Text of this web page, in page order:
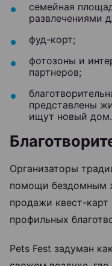
семейная
развлечениями
фуд-корт;
фотозоны и
партнеров;
представлены
ищут новый дом.
Организаторы
помощи бездомным
продажи квест-карт
профильных
Pets Fest задуман